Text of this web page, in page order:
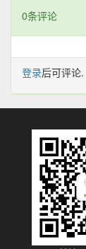
0条评论
登录后可评论.